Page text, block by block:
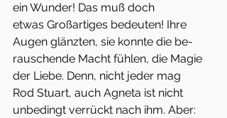
ein Wunder! Das muß doch
etwas Großartiges bedeuten! Ihre
Augen glänzten, sie konnte die be-
rauschende Macht fühlen, die Magie
der Liebe. Denn, nicht jeder mag
Rod Stuart, auch Agneta ist nicht
unbedingt verrückt nach ihm. Aber: